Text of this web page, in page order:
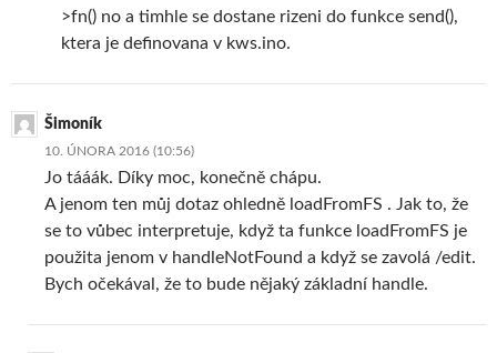
>fn() no a timhle se dostane rizeni do funkce send(),
ktera je definovana v kws.ino.
Šimoník
10. ÚNORA 2016 (10:56)
Jo tááák. Díky moc, konečně chápu.
A jenom ten můj dotaz ohledně loadFromFS . Jak to, že
se to vůbec interpretuje, když ta funkce loadFromFS je
použita jenom v handleNotFound a když se zavolá /edit.
Bych očekával, že to bude nějaký základní handle.